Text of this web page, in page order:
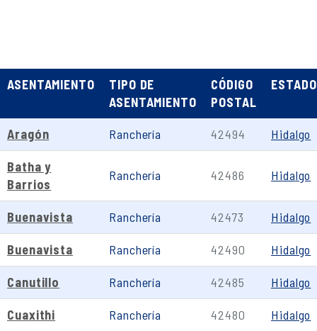
ASENTAMIENTO
TIPO DE
ASENTAMIENTO
CÓDIGO
POSTAL
ESTADO
Aragón Ranchería 42494 Hidalgo
Batha y
Barrios
Ranchería 42486 Hidalgo
Buenavista Ranchería 42473 Hidalgo
Buenavista Ranchería 42490 Hidalgo
Canutillo Ranchería 42485 Hidalgo
Cuaxithi Ranchería 42480 Hidalgo